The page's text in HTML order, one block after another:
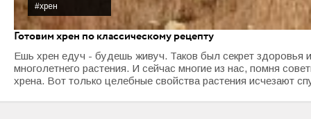
#хрен
Готовим хрен по классическому рецепту
Ешь хрен едуч - будешь живуч. Таков был секрет здоровья
многолетнего растения. И сейчас многие из нас, помня
хрена. Вот только целебные свойства растения исчезают